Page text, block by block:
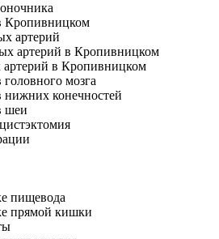
Кропивницком
артерий
артерий в Кропивницком
в Кропивницком
мозга
нижних конечностей
шеи
пищевода
прямой кишки